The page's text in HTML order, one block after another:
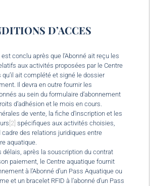
D’ACCES
conclu après que l’Abonné ait reçu les
aux activités proposées par le Centre
ait complété et signé le dossier
Il devra en outre fournir les
au sein du formulaire d’abonnement
d’adhésion et le mois en cours.
de vente, la fiche d’inscription et les
[2] spécifiques aux activités choisies,
des relations juridiques entre
aquatique.
délais, après la souscription du contrat
paiement, le Centre aquatique fournit
à l’Abonné d’un Pass Aquatique ou
et un bracelet RFID à l’abonné d’un Pass